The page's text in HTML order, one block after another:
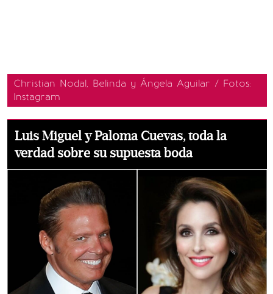
Christian Nodal, Belinda y Ángela Aguilar / Fotos:
Instagram
Luis Miguel y Paloma Cuevas, toda la
verdad sobre su supuesta boda